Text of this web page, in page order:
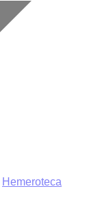
Hemeroteca